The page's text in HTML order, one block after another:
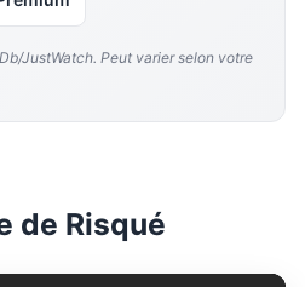
JustWatch. Peut varier selon votre
de Risqué